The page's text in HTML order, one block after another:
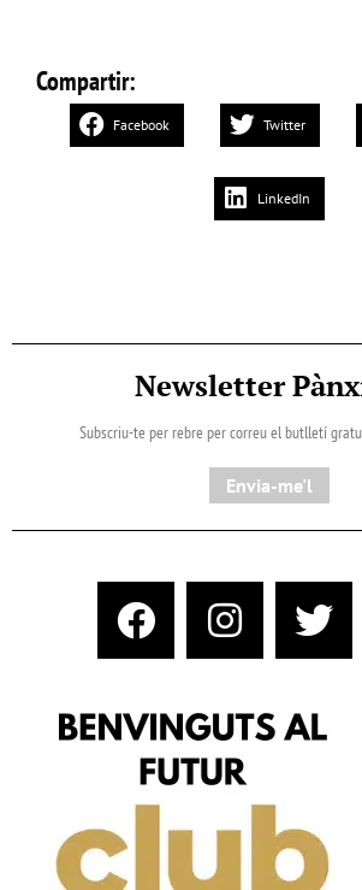
Compartir:
Facebook Twitter
LinkedIn
Newsletter
Subscriu-te per rebre per correu el butlletí
Envia-me'l